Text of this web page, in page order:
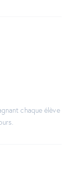
chaque élève